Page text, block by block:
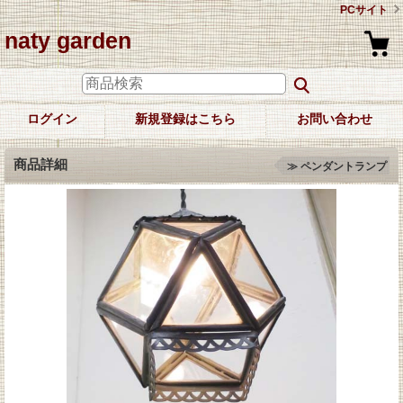
PCサイト
naty garden
ログイン 新規登録はこちら お問い合わせ
商品詳細 ≫ ペンダントランプ